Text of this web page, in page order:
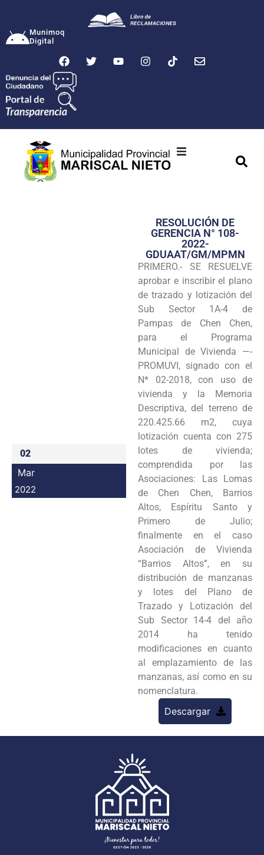
Munimoq
Digital
Transparencia
Seguridad
Programas
Intranet
02
Mar
2022
RESOLUCIÓN DE
GERENCIA N° 108-
2022-
GDUAAT/GM/MPMN
PRIMERO.- SE RESUELVE
aprobar e inscribir el plano
de trazado y lotización del
Sub Sector 1A-4 de
Pampas de Chen Chen,
para el Programa
Municipal de Vivienda —-
PROMUVI, signado con el
N* 02-2018, con uso de
vivienda y la Memoria
Descriptiva, del terreno de
220.425.66 m2, cuya
lotización cuenta con 275
lotes de vivienda;
comprendida por las
Asociaciones: Las Lomas
de Chen Chen, Barrios
Altos, Espíritu Santo y
Primero de Julio;
finalmente en el caso
Asociación de Vivienda
“Barrios Altos”, en su
distribución de manzanas
y lotes del Plano de
Trazado y Lotización del
Sub Sector 14-4 del año
2014 ha tenido
modificaciones en cuanto
al emplazamiento de las
manzanas, así como en su
nomenclatura.
Descargar